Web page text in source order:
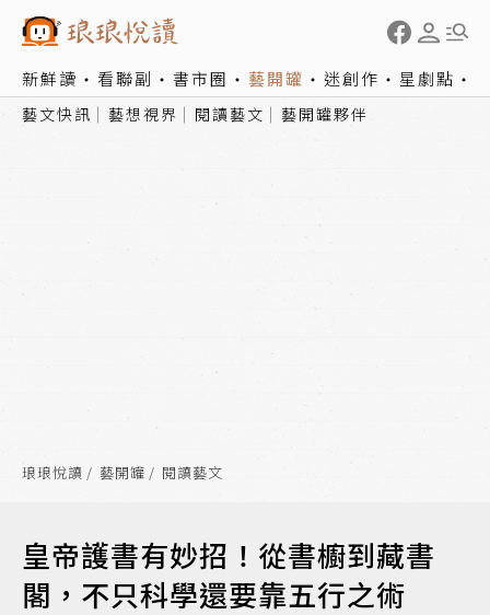
新鮮讀 看聯副 書市圈 藝開罐 迷創作 星劇點
藝文快訊 藝想視界 閱讀藝文 藝開罐夥伴
琅琅悅讀 藝開罐 閱讀藝文
皇帝護書有妙招！從書櫥到藏書
閣，不只科學還要靠五行之術